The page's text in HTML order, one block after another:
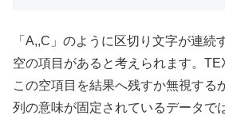
「A,,C」のように区切り文字が連続
空の項目があると考えられます。
この空項目を結果へ残すか無視する
列の意味が固定されているデータで